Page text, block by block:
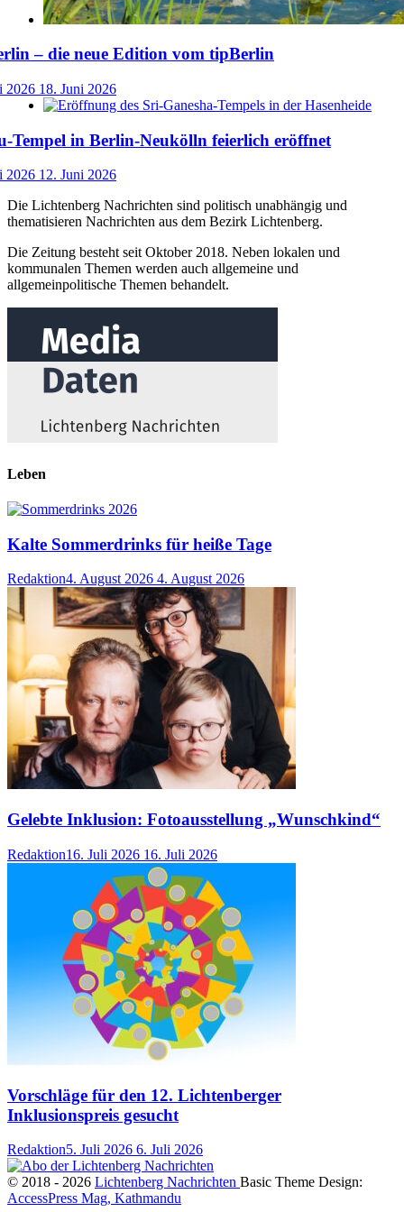
– die neue Edition vom tipBerlin
2026 18. Juni 2026
Tempel in Berlin-Neukölln feierlich eröffnet
2026 12. Juni 2026
Die Lichtenberg Nachrichten sind politisch unabhängig und
thematisieren Nachrichten aus dem Bezirk Lichtenberg.
Die Zeitung besteht seit Oktober 2018. Neben lokalen und
kommunalen Themen werden auch allgemeine und
allgemeinpolitische Themen behandelt.
Leben
Kalte Sommerdrinks für heiße Tage
Redaktion4. August 2026 4. August 2026
Gelebte Inklusion: Fotoausstellung „Wunschkind“
Redaktion16. Juli 2026 16. Juli 2026
Vorschläge für den 12. Lichtenberger
Inklusionspreis gesucht
Redaktion5. Juli 2026 6. Juli 2026
© 2018 - 2026 Lichtenberg Nachrichten Basic Theme Design:
AccessPress Mag, Kathmandu